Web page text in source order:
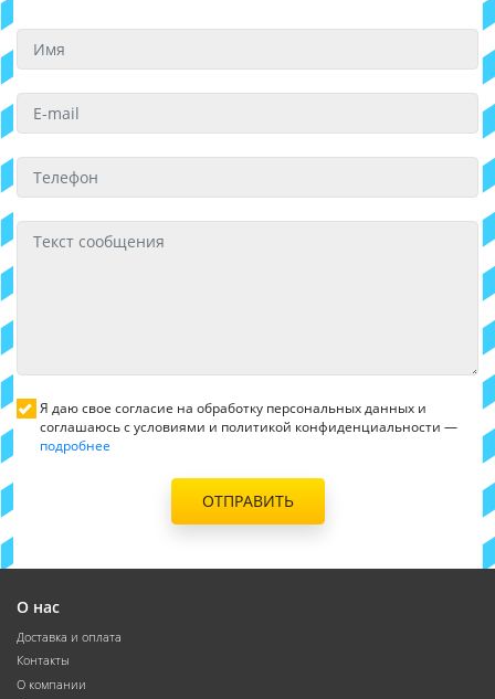
Я даю свое согласие на обработку персональных данных и
соглашаюсь с условиями и политикой конфиденциальности —
подробнее
ОТПРАВИТЬ
О нас
Доставка и оплата
Контакты
О компании